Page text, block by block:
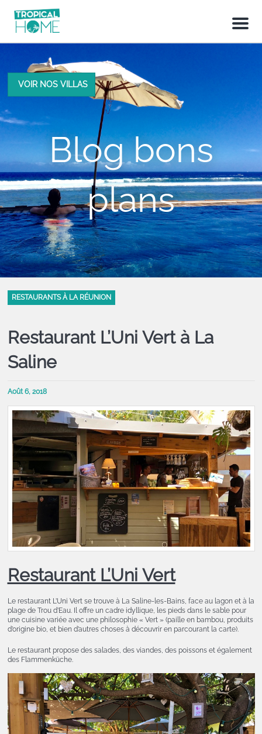
M
n
VOIR NOS VILLAS
Blog bons
plans
RESTAURANTS À LA RÉUNION
Restaurant L’Uni Vert à La
Saline
Août 6, 2018
Restaurant L’Uni Vert
Le restaurant L’Uni Vert se trouve à La Saline-les-Bains, face au lagon et à la
plage de Trou d’Eau. Il offre un cadre idyllique, les pieds dans le sable pour
une cuisine variée avec une philosophie « Vert » (paille en bambou, produits
d’origine bio, et bien d’autres choses à découvrir en parcourant la carte).
Le restaurant propose des salades, des viandes, des poissons et également
des Flammenküche.